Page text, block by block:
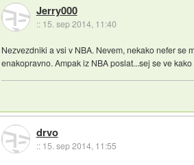
Jerry000
:: 15. sep 2014, 11:40
Nezvezdniki a vsi v NBA. Nevem, nekako nefer se
enakopravno. Ampak iz NBA poslat...sej se ve
drvo
:: 15. sep 2014, 11:55